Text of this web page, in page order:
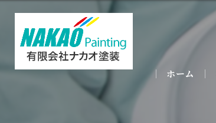
ホーム